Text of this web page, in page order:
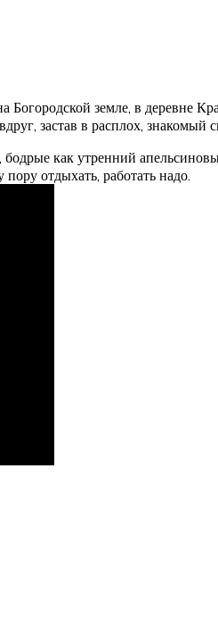
Богородской земле, в деревне
застав в расплох, знакомый
как утренний
отдыхать, работать надо.